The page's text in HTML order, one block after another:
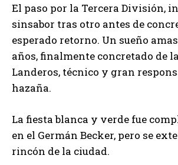
El paso por la Tercera División,
sinsabor tras otro antes de
esperado retorno. Un sueño
años, finalmente concretado de
Landeros, técnico y gran
hazaña.
La fiesta blanca y verde fue
en el Germán Becker, pero se
rincón de la ciudad.